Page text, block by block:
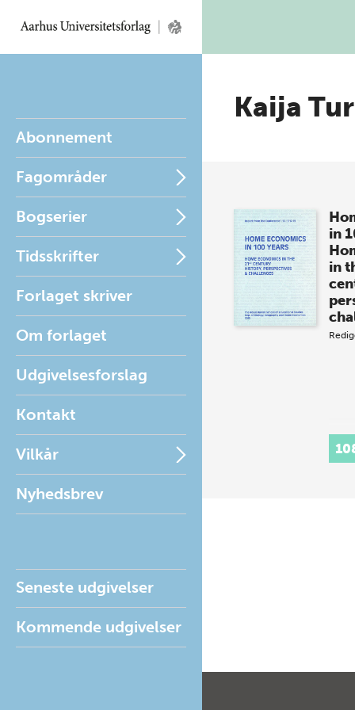
Abonnement
Fagområder
Bogserier
Tidsskrifter
Forlaget skriver
Om forlaget
Udgivelsesforslag
Kontakt
Vilkår
Nyhedsbrev
Seneste udgivelser
Kommende udgivelser
Kaija
in
in